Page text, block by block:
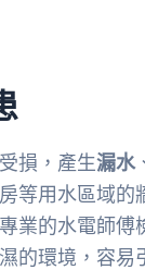
損，產生漏水
等用水區域
業的水電師
的環境，容易